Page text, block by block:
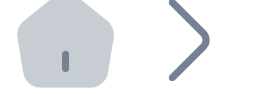
Bitnovo ATM
Integra un ATM Bitnovo en tu negocio y permite que
Bitnovo API
Integra nuestra API en tu ecosistema.